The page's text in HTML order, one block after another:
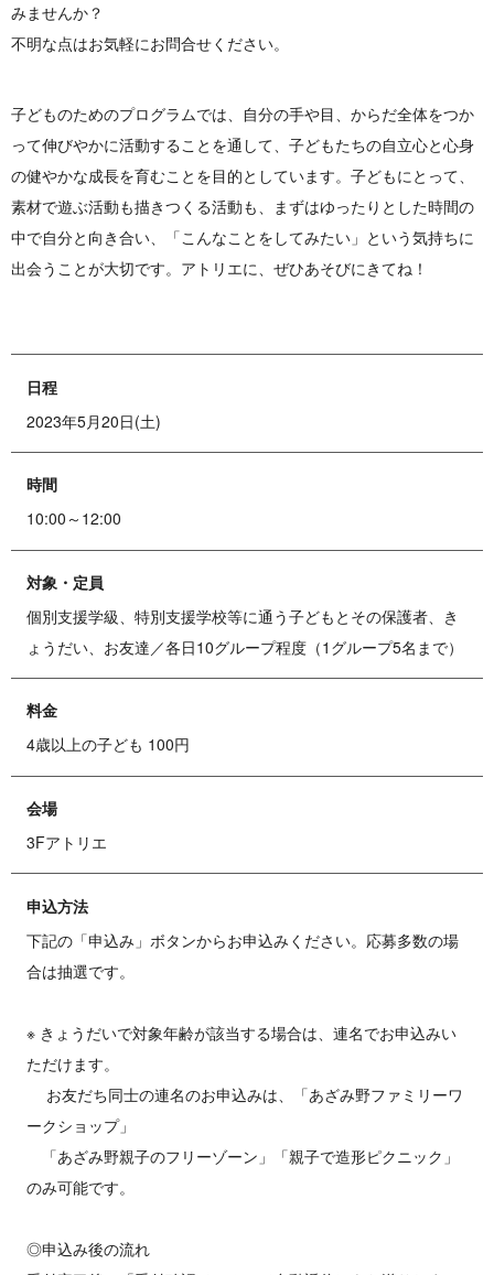
みませんか？
不明な点はお気軽にお問合せください。
子どものためのプログラムでは、自分の手や目、からだ全体をつか
って伸びやかに活動することを通して、子どもたちの自立心と心身
の健やかな成長を育むことを目的としています。子どもにとって、
素材で遊ぶ活動も描きつくる活動も、まずはゆったりとした時間の
中で自分と向き合い、「こんなことをしてみたい」という気持ちに
出会うことが大切です。アトリエに、ぜひあそびにきてね！
日程
2023年5月20日(土)
時間
10:00～12:00
対象・定員
個別支援学級、特別支援学校等に通う子どもとその保護者、き
ょうだい、お友達／各日10グループ程度（1グループ5名まで）
料金
4歳以上の子ども 100円
会場
3Fアトリエ
申込方法
下記の「申込み」ボタンからお申込みください。応募多数の場
合は抽選です。
※ きょうだいで対象年齢が該当する場合は、連名でお申込みい
ただけます。
お友だち同士の連名のお申込みは、「あざみ野ファミリーワ
ークショップ」
「あざみ野親子のフリーゾーン」「親子で造形ピクニック」
のみ可能です。
◎申込み後の流れ